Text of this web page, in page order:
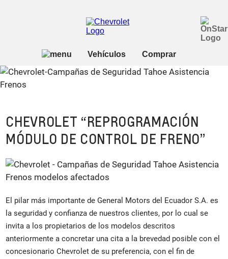
CHEVROLET “REPROGRAMACIÓN
MÓDULO DE CONTROL DE FRENO”
El pilar más importante de General Motors del Ecuador S.A. es
la seguridad y confianza de nuestros clientes, por lo cual se
invita a los propietarios de los modelos descritos
anteriormente a concretar una cita a la brevedad posible con el
concesionario Chevrolet de su preferencia, con el fin de